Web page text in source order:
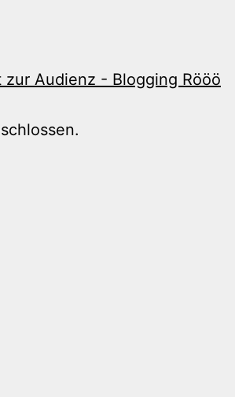
zur Audienz - Blogging Rööö